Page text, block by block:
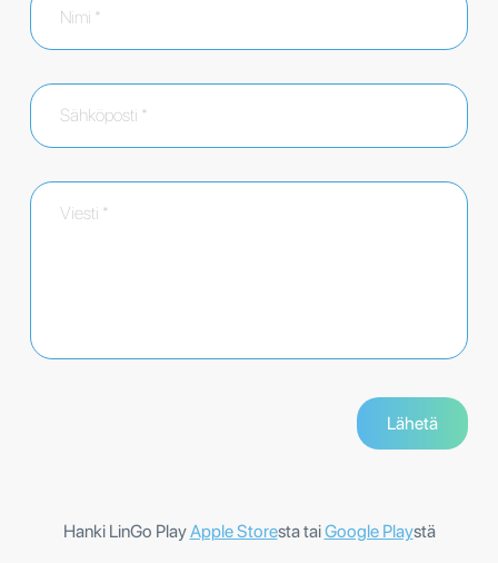
Hanki LinGo PlayApple Storesta taiGoogle Playstä